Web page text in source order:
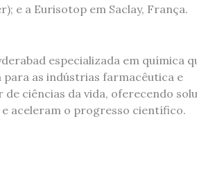
e a Eurisotop em Saclay, França.
especializada em química
as indústrias farmacêutica e
ciências da vida, oferecendo
aceleram o progresso científico.